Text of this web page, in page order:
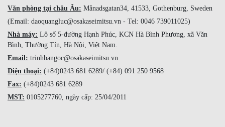
Văn phòng tại châu Âu: Månadsgatan34, 41533, Gothenburg, Sweden
(Email: daoquangluc@osakaseimitsu.vn - Tel: 0046 739011025)
Nhà máy: Lô số 5-đường Hạnh Phúc, KCN Hà Bình Phương, xã Văn
Bình, Thường Tín, Hà Nội, Việt Nam.
Email: trinhbangoc@osakaseimitsu.vn
Điện thoại: (+84)0243 681 6289/ (+84) 091 250 9568
Fax: (+84)0243 681 6289
MST: 0105277760, ngày cấp: 25/04/2011